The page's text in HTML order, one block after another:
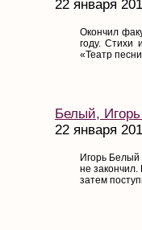
22 января
Окончил
году. Стихи
«Театр
Белый,
22 января
Игорь
не
затем